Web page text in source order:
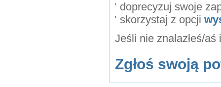
doprecyzuj swoje
skorzystaj z opcji
Jeśli nie znalazłeś/
Zgłoś swoją